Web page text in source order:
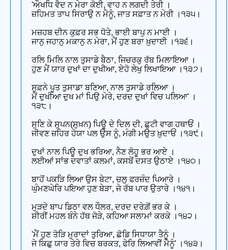
'ਔਖਧਿ ਵੈਦ ਨ ਮੇਰਾ ਕੋਈ, ਵਾਹ ਨ ਲਗਦੀ ਤੇਰੀ ।
ਜ਼ਹਿਮਤ ਤਾਪ ਸਿਰਾਉ ਨ ਮੈਨੂੰ, ਜਾਤ ਸਫ਼ਾਤ ਨ ਮੇਰੀ ।੧੩੫।
ਮਜ਼ਹਬ ਦੀਨ ਕੁਫ਼ਰ ਸਭ ਧੋਤੇ, ਭਾਈ ਬਾਪੁ ਨ ਮਾਈ ।
ਜਾਨੁ ਜਹਾਨੁ ਮਕਾਨੁ ਨ ਮੇਰਾ, ਮੈਂ ਹੁਣ ਬਰਾ ਖ਼ੁਦਾਈ ।੧੩੬।
ਰਲਿ ਮਿਲਿ ਨਾਲ ਤੁਸਾਡੇ ਬੈਠਾ, ਜਿਚਰਕੁ ਰੱਬ ਮਿਲਾਇਆ ।
ਹੁਣ ਮੈਂ ਯਾਰ ਦੁਖਾਂ ਦਾ ਦੁਖੀਆ, ਏਹੋ ਲੇਖੁ ਲਿਖਾਇਆ ।੧੩੭।
ਸੁਫ਼ਨੇ ਪੂਤ ਤੁਸਾਡਾ ਬਣਿਆ, ਨਾਲ ਤੁਸਾਡੇ ਰਲਿਆ ।
ਮੈਂ ਦੁਖੀਆ ਦੁਖ ਮਾਂ ਪਿਉ ਮੇਰੇ, ਦਰਦ ਦੁਖਾਂ ਵਿਚ ਪਲਿਆ' ।
੧੩੮।
ਸੁਣਿ ਕੇ ਸੁਪਨ(ਸੁਖ਼ਨ) ਪਿਊ ਦੇ ਦਿਲ ਦੀ, ਛੁਟੀ ਵਾਗ ਹਥਾਓਂ ।
ਜੀਵਣ ਜ਼ਹਿਰ ਹੋਯਾ ਪਲ ਉਸ ਨੂੰ, ਮੰਗੀ ਮਉਤ ਖ਼ੁਦਾਓਂ ।੧੩੯।
ਦੁਖਾਂ ਨਾਲ ਪਿਊ ਦੁਖ ਭਰਿਆ, ਨੈਣ ਲੋਹੂ ਭਰ ਆਏ ।
ਲਈਆਂ ਸਾਂਭ ਦਵਾਤਾਂ ਕਲਮਾਂ, ਕਸਬੋਂ ਦਸਤ ਉਠਾਏ ।੧੪੦।
ਬਾਹੋਂ ਪਕੜਿ ਲਿਆ ਉਸ ਬੇਟਾ, ਚਲੁ ਫਰਜ਼ੰਦ ਪਿਆਰੇ ।
ਘੁੰਮਣਘੇਰਿ ਪਇਆ ਹੁਣ ਬੇੜਾ, ਜੇ ਰੱਬ ਪਾਰ ਉਤਾਰੇ ।੧੪੧।
ਮੁੜਦੇ ਬਾਪ ਡਿਠਾ ਵਲ ਧੌਲਰ, ਦਰਦ ਦਰੇਗ਼ੋਂ ਭਰ ਕੇ ।
ਸ਼ੀਰੀਂ ਮਹਲ ਬੰਨੇ ਹੱਥ ਜੋੜੇ, ਕਹਿਆ ਸਲਾਮਾਂ ਕਰਕੇ ।੧੪੨।
'ਮੈਂ ਹੁਣ ਤੋੜਿ ਮੁਰਾਦਾਂ ਤੁਰਿਆ, ਛੋਡਿ ਸਿਧਾਯਾ ਤੈਨੂੰ ।
ਜੇ ਕਿਛੁ ਯਾਰ ਤੇਰੇ ਵਿਚ ਬਰਕਤ, ਫੇਰਿ ਲਿਆਵੀਂ ਮੈਨੂੰ' ।੧੪੩।